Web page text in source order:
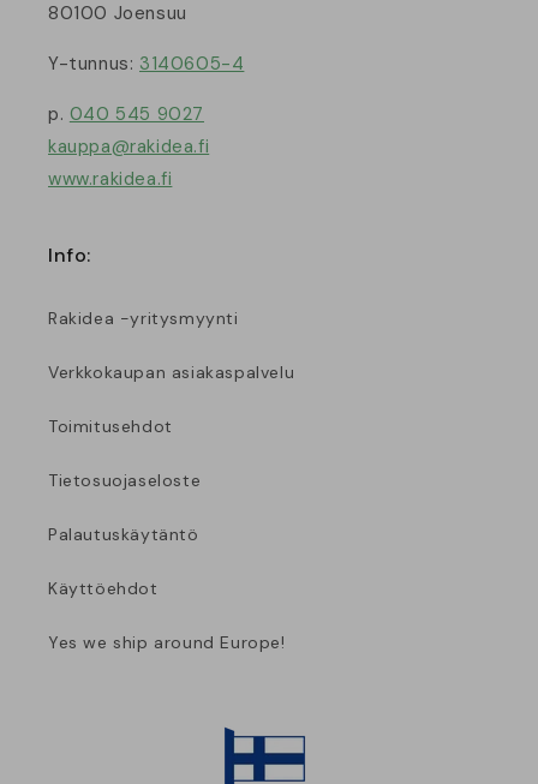
80100 Joensuu
Y-tunnus: 3140605-4
p. 040 545 9027
kauppa@rakidea.fi
www.rakidea.fi
Info:
Rakidea -yritysmyynti
Verkkokaupan asiakaspalvelu
Toimitusehdot
Tietosuojaseloste
Palautuskäytäntö
Käyttöehdot
Yes we ship around Europe!